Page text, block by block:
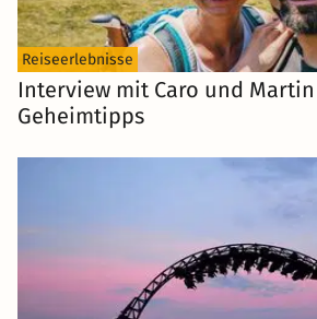
Reiseerlebnisse
Interview mit Caro und
Geheimtipps